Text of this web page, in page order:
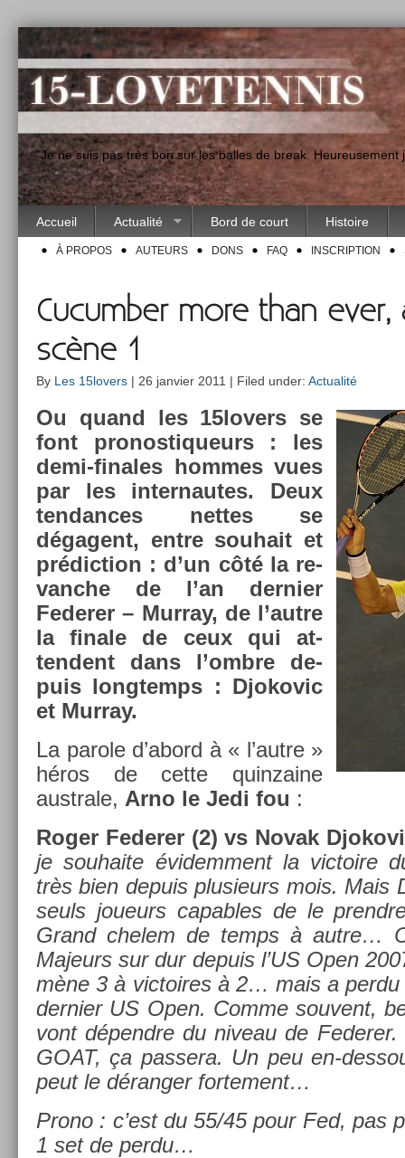
"Je ne suis pas très bon sur les balles de break.
Accueil Actualité Bord de court Histoire
À PROPOS AUTEURS DONS FAQ INSCRIPTION
Cucumber more than ever,
scène 1
By Les 15lovers | 26 janvier 2011 | Filed under: Actualité
Ou quand les 15lovers se
font pro­nos­tiqueurs : les
demi-finales hom­mes vues
par les in­ter­nautes. Deux
ten­dances net­tes se
dégagent, entre souhait et
prédic­tion : d’un côté la re­
vanche de l’an de­rni­er
Feder­er – Mur­ray, de l’autre
la fin­ale de ceux qui at­
tendent dans l’ombre de­
puis longtemps : Djokovic
et Mur­ray.
La parole d’abord à « l’autre »
héros de cette quin­zaine
australe, Arno le Jedi fou :
Roger Feder­er (2) vs Novak
je souhaite évidem­ment la vic­toire
très bien de­puis plusieurs mois. Mais
seuls joueurs cap­ables de le
Grand chelem de temps à autre…
Majeurs sur dur de­puis l’US Open
mène 3 à vic­toires à 2… mais a perdu
de­rni­er US Open. Comme souvent,
vont dépendre du niveau de Feder­er.
GOAT, ça pas­sera. Un peu en-
peut le dérang­er for­te­ment…
Prono : c’est du 55/45 pour Fed, pas
1 set de perdu…